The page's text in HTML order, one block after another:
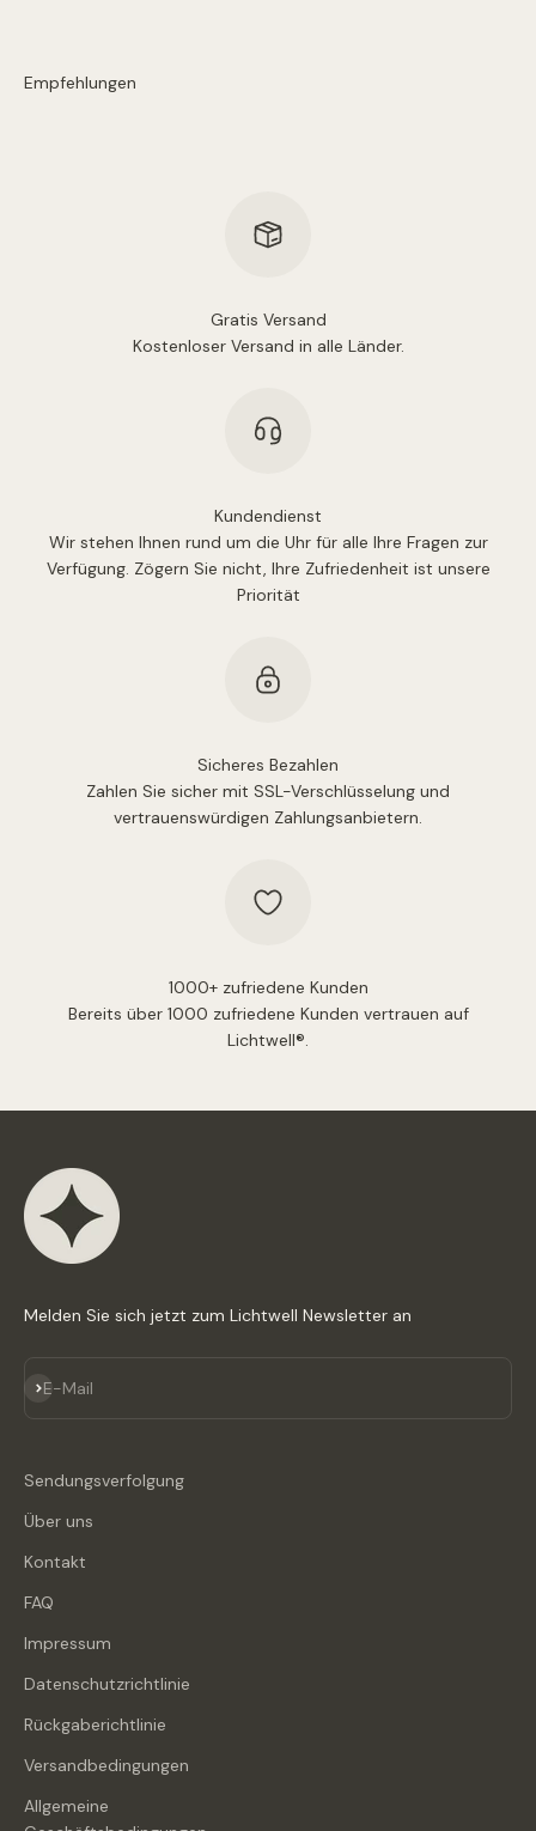
Gratis Versand
Kostenloser Versand in alle Länder.
Kundendienst
Wir stehen Ihnen rund um die Uhr für alle Ihre Fragen zur
Verfügung. Zögern Sie nicht, Ihre Zufriedenheit ist unsere
Priorität
Sicheres Bezahlen
Zahlen Sie sicher mit SSL-Verschlüsselung und
vertrauenswürdigen Zahlungsanbietern.
1000+ zufriedene Kunden
Bereits über 1000 zufriedene Kunden vertrauen auf
Lichtwell®.
Melden Sie sich jetzt zum Lichtwell Newsletter an
E-Mail
Abonnieren
Sendungsverfolgung
Über uns
Kontakt
FAQ
Impressum
Datenschutzrichtlinie
Rückgaberichtlinie
Versandbedingungen
Allgemeine